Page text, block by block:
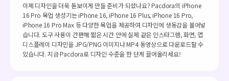
이제 디자인을 더욱 돋보이게 만들 준비가 되셨나요? Pacdora의 iPhone
16 Pro 목업 생성기는 iPhone 16, iPhone 16 Plus, iPhone 16 Pro,
iPhone 16 Pro Max 등 다양한 목업을 제공하여 디자인에 생동감을 불어넣
습니다. 도구 사용이 간편해 짧은 시간 안에 실제 같은 인스타그램, 화면, 앱
디스플레이 디자인을 JPG/PNG 이미지나 MP4 동영상으로 다운로드할 수
있습니다. 지금 Pacdora로 디자인 수준을 한 단계 끌어올리세요!